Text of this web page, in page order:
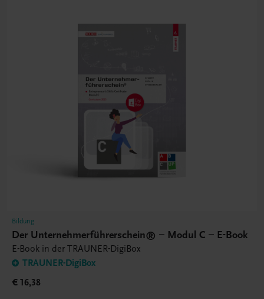
Bildung
Der Unternehmerführerschein® – Modul C – E-Book
E-Book in der TRAUNER-DigiBox
TRAUNER-DigiBox
€ 16,38